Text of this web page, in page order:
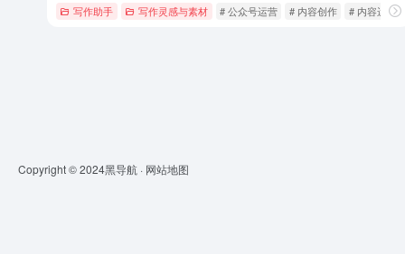
写作助手 写作灵感与素材 # 公众号运营 # 内容创作 # 内容运营
Copyright © 2024黑导航 · 网站地图